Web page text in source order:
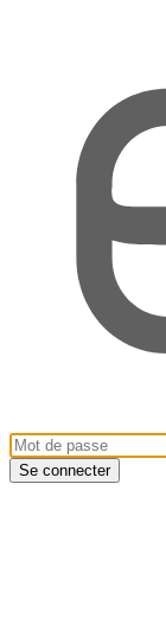
Se connecter